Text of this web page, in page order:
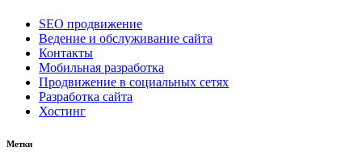
SEO продвижение
Ведение и обслуживание сайта
Контакты
Мобильная разработка
Продвижение в социальных сетях
Разработка сайта
Хостинг
Метки